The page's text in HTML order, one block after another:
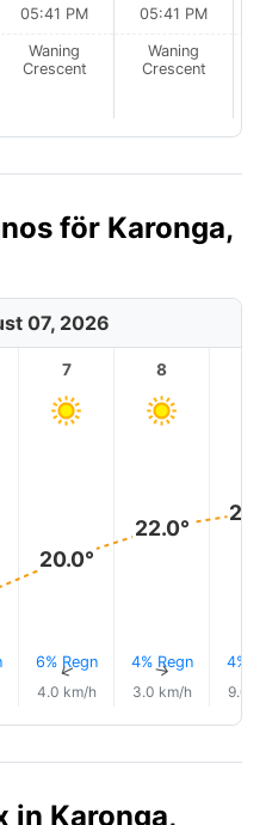
05:41 PM
Waning
Crescent
05:41 PM
Waning
Crescent
för Karonga,
07, 2026
7
20.0°
6% Regn
↑
4.0 km/h
8
22.0°
4% Regn
↑
3.0 km/h
4%
9.0
in Karonga,